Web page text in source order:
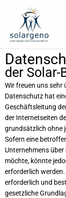
springen
der Solar-
Wir freuen uns sehr
Datenschutz hat
Geschäftsleitung
der Internetseiten
grundsätzlich ohne
Sofern eine
Unternehmens
möchte, könnte
erforderlich
erforderlich und
gesetzliche